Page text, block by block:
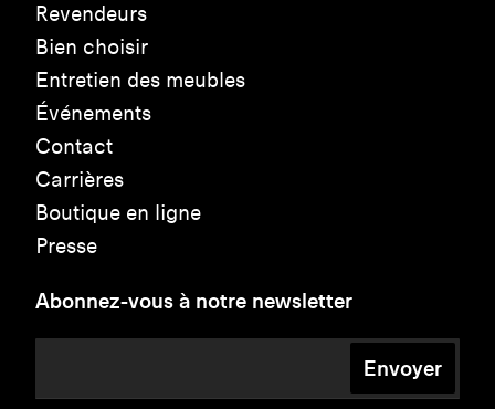
Revendeurs
Bien choisir
Entretien des meubles
Événements
Contact
Carrières
Boutique en ligne
Presse
Abonnez-vous à notre newsletter
Envoyer